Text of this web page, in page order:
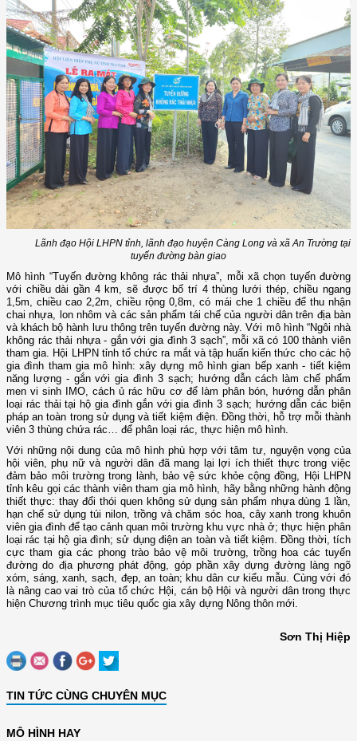
Lãnh đạo Hội LHPN tỉnh, lãnh đạo huyện Càng Long và xã An Trường tại
tuyến đường bàn giao
Mô hình “Tuyến đường không rác thải nhựa”, mỗi xã chọn tuyến đường
với chiều dài gần 4 km, sẽ được bố trí 4 thùng lưới thép, chiều ngang
1,5m, chiều cao 2,2m, chiều rộng 0,8m, có mái che 1 chiều để thu nhận
chai nhựa, lon nhôm và các sản phẩm tái chế của người dân trên địa bàn
và khách bộ hành lưu thông trên tuyến đường này. Với mô hình “Ngôi nhà
không rác thải nhựa - gắn với gia đình 3 sạch”, mỗi xã có 100 thành viên
tham gia. Hội LHPN tỉnh tổ chức ra mắt và tập huấn kiến thức cho các hộ
gia đình tham gia mô hình: xây dựng mô hình gian bếp xanh - tiết kiệm
năng lượng - gắn với gia đình 3 sạch; hướng dẫn cách làm chế phẩm
men vi sinh IMO, cách ủ rác hữu cơ để làm phân bón, hướng dẫn phân
loại rác thải tại hộ gia đình gắn với gia đình 3 sạch; hướng dẫn các biện
pháp an toàn trong sử dụng và tiết kiệm điện. Đồng thời, hỗ trợ mỗi thành
viên 3 thùng chứa rác… để phân loại rác, thực hiện mô hình.
Với những nội dung của mô hình phù hợp với tâm tư, nguyện vọng của
hội viên, phụ nữ và người dân đã mang lại lợi ích thiết thực trong việc
đảm bảo môi trường trong lành, bảo vệ sức khỏe cộng đồng, Hội LHPN
tỉnh kêu gọi các thành viên tham gia mô hình, hãy bằng những hành động
thiết thực: thay đổi thói quen không sử dụng sản phẩm nhựa dùng 1 lần,
hạn chế sử dụng túi nilon, trồng và chăm sóc hoa, cây xanh trong khuôn
viên gia đình để tạo cảnh quan môi trường khu vực nhà ở; thực hiện phân
loại rác tại hộ gia đình; sử dụng điện an toàn và tiết kiệm. Đồng thời, tích
cực tham gia các phong trào bảo vệ môi trường, trồng hoa các tuyến
đường do địa phương phát động, góp phần xây dựng đường làng ngõ
xóm, sáng, xanh, sạch, đẹp, an toàn; khu dân cư kiểu mẫu. Cùng với đó
là nâng cao vai trò của tổ chức Hội, cán bộ Hội và người dân trong thực
hiện Chương trình mục tiêu quốc gia xây dựng Nông thôn mới.
Sơn Thị Hiệp
TIN TỨC CÙNG CHUYÊN MỤC
MÔ HÌNH HAY